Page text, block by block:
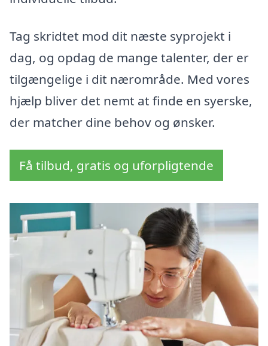
Tag skridtet mod dit næste syprojekt i
dag, og opdag de mange talenter, der er
tilgængelige i dit nærområde. Med vores
hjælp bliver det nemt at finde en syerske,
der matcher dine behov og ønsker.
Få tilbud, gratis og uforpligtende